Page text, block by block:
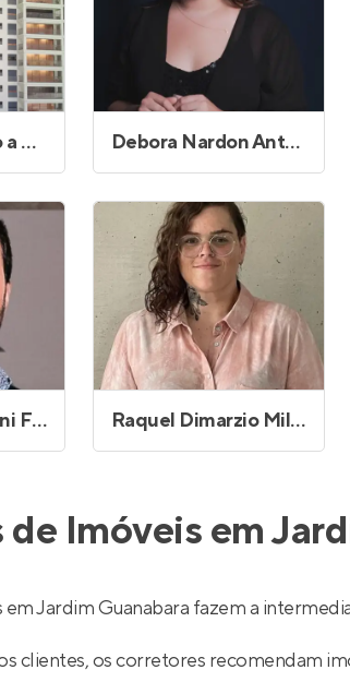
Antonio Augusto a N da Silva Debora Nardon Antunes
Raphael Belentani Ferraz Raquel Dimarzio Milreu
Imóveis em
Jardim Guanabara fazem a
clientes, os corretores recomendam